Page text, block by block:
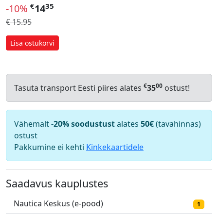
-10% €1435
€ 15.95
Lisa ostukorvi
Tasuta transport Eesti piires alates €3500 ostust!
Vähemalt-20% soodustustalates 50€(tavahinnas)
ostust
Pakkumine ei kehti Kinkekaartidele
Saadavus kauplustes
Nautica Keskus (e-pood) 1